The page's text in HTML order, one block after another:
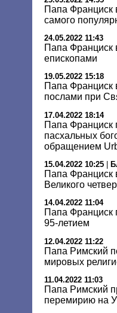
Папа Франциск
самого
24.05.2022 11:43
Папа Франциск
епископами
19.05.2022 15:18
Папа Франциск
послами при
17.04.2022 18:14
Папа Франциск
пасхальных
обращением
15.04.2022 10:25
Папа Франциск
Великого
14.04.2022 11:04
Папа Франциск
95-летием
12.04.2022 11:22
Папа Римский
мировых
11.04.2022 11:03
Папа Римский
перемирию на